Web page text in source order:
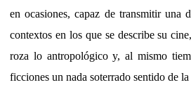
en ocasiones, capaz de transmitir una
contextos en los que se describe su
roza lo antropológico y, al mismo
ficciones un nada soterrado sentido de